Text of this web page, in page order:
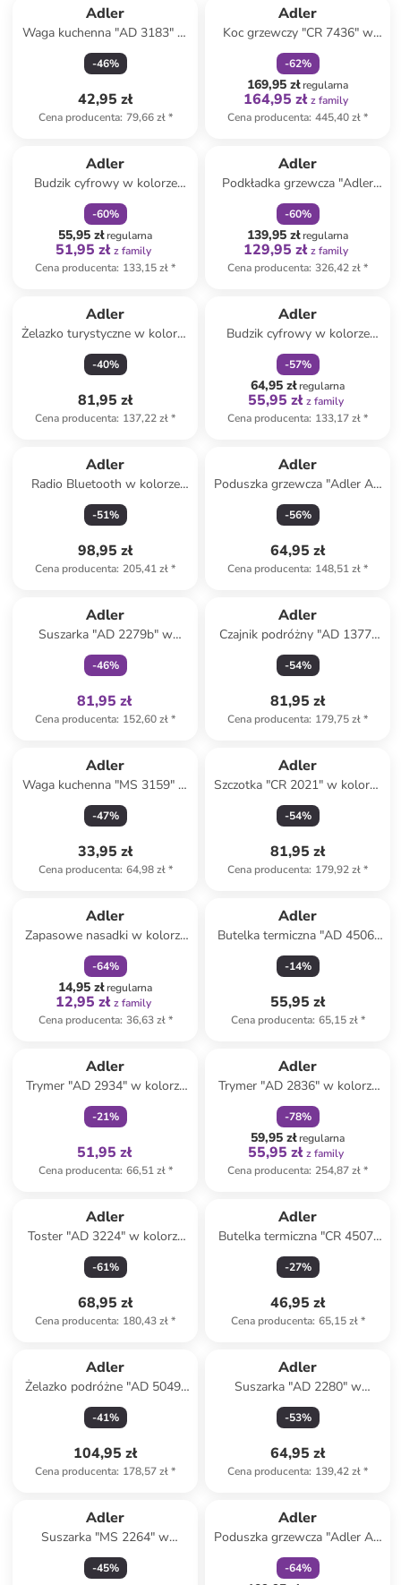
Adler
Waga kuchenna "AD 3183" w
kolorze czarnym - 5 kg
-46%
42,95 zł
Cena producenta: 79,66 zł*
Adler
Koc grzewczy "CR 7436" w
kolorze jasnobrązowym - 160
x 150 cm
-62%
169,95 złregularna
164,95 zł z family
Cena producenta: 445,40 zł*
Adler
Budzik cyfrowy w kolorze
czarnym
-60%
55,95 złregularna
51,95 zł z family
Cena producenta: 133,15 zł*
Adler
Podkładka grzewcza "Adler
AD 7426" w kolorze szarym -
160 x 150 cm
-60%
139,95 złregularna
129,95 zł z family
Cena producenta: 326,42 zł*
Adler
Żelazko turystyczne w kolorze
biało-niebieskim
-40%
81,95 zł
Cena producenta: 137,22 zł*
Adler
Budzik cyfrowy w kolorze
białym
-57%
64,95 złregularna
55,95 zł z family
Cena producenta: 133,17 zł*
Adler
Radio Bluetooth w kolorze
czarnym
-51%
98,95 zł
Cena producenta: 205,41 zł*
Adler
Poduszka grzewcza "Adler AD
7403" w kolorze szarym
-56%
64,95 zł
Cena producenta: 148,51 zł*
Adler
Suszarka "AD 2279b" w
kolorze granatowym do
włosów
-46%
81,95 zł
Cena producenta: 152,60 zł*
Adler
Czajnik podróżny "AD 1377"
w kolorze czarnym - 0,6 l
-54%
81,95 zł
Cena producenta: 179,75 zł*
Adler
Waga kuchenna "MS 3159" w
kolorze białym
-47%
33,95 zł
Cena producenta: 64,98 zł*
Adler
Szczotka "CR 2021" w kolorze
białym na gorące powietrze
-54%
81,95 zł
Cena producenta: 179,92 zł*
Adler
Zapasowe nasadki w kolorze
szarym do czyszczenia
-64%
14,95 złregularna
12,95 zł z family
Cena producenta: 36,63 zł*
Adler
Butelka termiczna "AD 4506"
w kolorze jasnoróżowym -
473 ml
-14%
55,95 zł
Cena producenta: 65,15 zł*
Adler
Trymer "AD 2934" w kolorze
czarnym do brwi
-21%
51,95 zł
Cena producenta: 66,51 zł*
Adler
Trymer "AD 2836" w kolorze
szarym do zarostu
-78%
59,95 złregularna
55,95 zł z family
Cena producenta: 254,87 zł*
Adler
Toster "AD 3224" w kolorze
czarnym
-61%
68,95 zł
Cena producenta: 180,43 zł*
Adler
Butelka termiczna "CR 4507"
w kolorze czarnym - 473 ml
-27%
46,95 zł
Cena producenta: 65,15 zł*
Adler
Żelazko podróżne "AD 5049"
w kolorze czarno-fioletowym
-41%
104,95 zł
Cena producenta: 178,57 zł*
Adler
Suszarka "AD 2280" w
kolorze granatowym
-53%
64,95 zł
Cena producenta: 139,42 zł*
Adler
Suszarka "MS 2264" w
kolorze czarnym
-45%
Adler
Poduszka grzewcza "Adler AD
7412" w kolorze szarym - 38
x 38 x 14 cm
-64%